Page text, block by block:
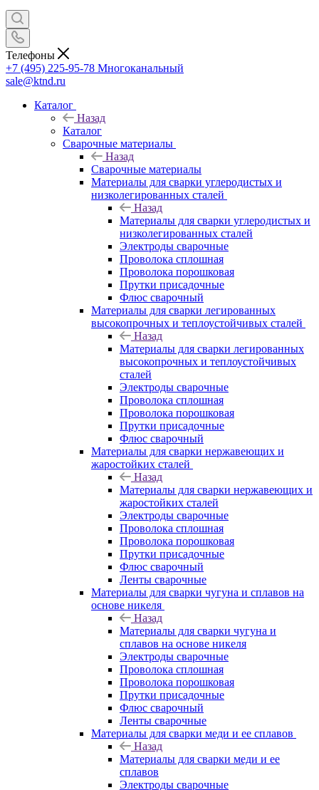
Телефоны
+7 (495) 225-95-78 Многоканальный
sale@ktnd.ru
Каталог
Назад
Каталог
Сварочные материалы
Назад
Сварочные материалы
Материалы для сварки углеродистых и
низколегированных сталей
Назад
Материалы для сварки углеродистых и
низколегированных сталей
Электроды сварочные
Проволока сплошная
Проволока порошковая
Прутки присадочные
Флюс сварочный
Материалы для сварки легированных
высокопрочных и теплоустойчивых сталей
Назад
Материалы для сварки легированных
высокопрочных и теплоустойчивых
сталей
Электроды сварочные
Проволока сплошная
Проволока порошковая
Прутки присадочные
Флюс сварочный
Материалы для сварки нержавеющих и
жаростойких сталей
Назад
Материалы для сварки нержавеющих и
жаростойких сталей
Электроды сварочные
Проволока сплошная
Проволока порошковая
Прутки присадочные
Флюс сварочный
Ленты сварочные
Материалы для сварки чугуна и сплавов на
основе никеля
Назад
Материалы для сварки чугуна и
сплавов на основе никеля
Электроды сварочные
Проволока сплошная
Проволока порошковая
Прутки присадочные
Флюс сварочный
Ленты сварочные
Материалы для сварки меди и ее сплавов
Назад
Материалы для сварки меди и ее
сплавов
Электроды сварочные